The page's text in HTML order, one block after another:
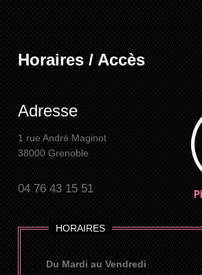
Horaires / Accès
Adresse
1 rue André Maginot
38000 Grenoble
04 76 43 15 51
HORAIRES
Du Mardi au Vendredi